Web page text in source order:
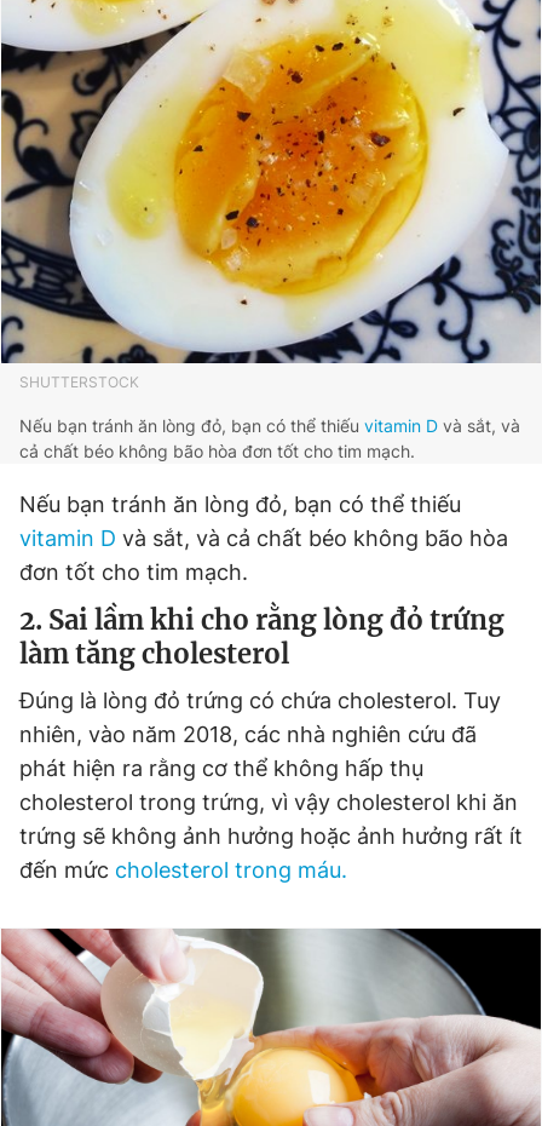
Giấy phép xuất bản số 110/GP - BTTTT cấp ngày 24.3.2020
© 2003-2026 Bản quyền thuộc về Báo Thanh Niên. Cấm sao
chép dưới mọi hình thức nếu không có sự chấp thuận bằng văn
bản. Phát triển bởi ePi Technologies, JSC.
SHUTTERSTOCK
Nếu bạn tránh ăn lòng đỏ, bạn có thể thiếu vitamin D và sắt, và
cả chất béo không bão hòa đơn tốt cho tim mạch.
Nếu bạn tránh ăn lòng đỏ, bạn có thể thiếu
vitamin D và sắt, và cả chất béo không bão hòa
đơn tốt cho tim mạch.
2. Sai lầm khi cho rằng lòng đỏ trứng
làm tăng cholesterol
Đúng là lòng đỏ trứng có chứa cholesterol. Tuy
nhiên, vào năm 2018, các nhà nghiên cứu đã
phát hiện ra rằng cơ thể không hấp thụ
cholesterol trong trứng, vì vậy cholesterol khi ăn
trứng sẽ không ảnh hưởng hoặc ảnh hưởng rất ít
đến mức cholesterol trong máu.